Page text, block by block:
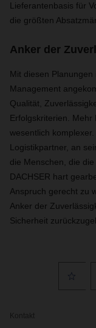
Lieferantenbasis für
die größten
Anker der
Mit diesen
Management
Qualität,
Erfolgskriterien. Mehr
wesentlich
Logistikpartner, an
die Menschen, die
DACHSER hart
Anspruch gerecht zu
Anker der
Sicherheit
Kontakt